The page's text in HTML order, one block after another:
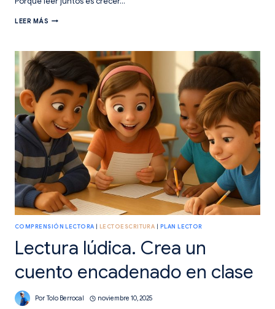
LEER MÁS APADRINAMIENTO
PARA
CRECER
COMPRENSIÓN LECTORA | LECTOESCRITURA | PLAN LECTOR
Lectura lúdica. Crea un
cuento encadenado en clase
Por Tolo Berrocal noviembre 10, 2025